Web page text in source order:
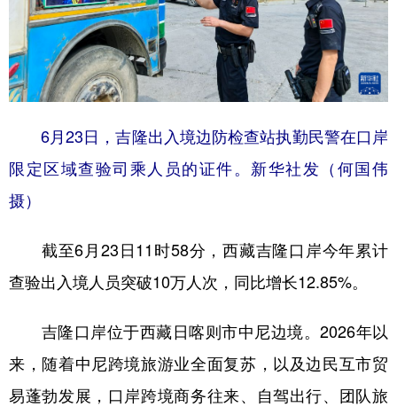
6月23日，吉隆出入境边防检查站执勤民警在口岸
限定区域查验司乘人员的证件。新华社发（何国伟
摄）
截至6月23日11时58分，西藏吉隆口岸今年累计
查验出入境人员突破10万人次，同比增长12.85%。
吉隆口岸位于西藏日喀则市中尼边境。2026年以
来，随着中尼跨境旅游业全面复苏，以及边民互市贸
易蓬勃发展，口岸跨境商务往来、自驾出行、团队旅